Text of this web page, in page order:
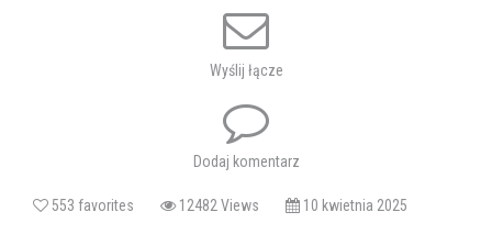
teatr ziemi chełmskiej
Wyślij łącze
Dodaj komentarz
553 favorites 12482 Views 10 kwietnia 2025